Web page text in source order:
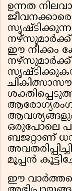
ഉന്നത
ഈ നീക്കം
ആവശ്യങ്ങളും
ഒരുപോലെ
ബജറ്റാണ്
മൂപ്പൻ
ഈ